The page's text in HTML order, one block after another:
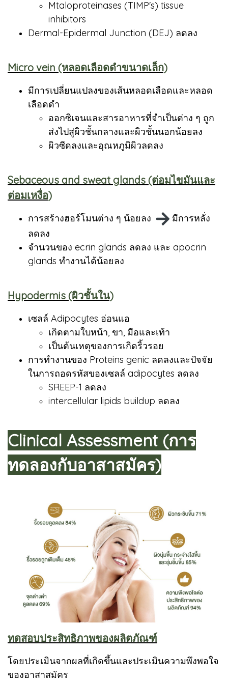
Mtaloproteinases (TIMP's) tissue
inhibitors
Dermal-Epidermal Junction (DEJ) ลดลง
Micro vein (หลอดเลือดดำขนาดเล็ก)
มีการเปลี่ยนแปลงของเส้นหลอดเลือดและหลอด
เลือดดำ
ออกซิเจนและสารอาหารที่จำเป็นต่าง ๆ ถูก
ส่งไปสู่ผิวชั้นกลางและผิวชั้นนอกน้อยลง
ผิวซีดลงและอุณหภูมิผิวลดลง
Sebaceous and sweat glands (ต่อมไขมันและ
ต่อมเหงื่อ)
การสร้างฮอร์โมนต่าง ๆ น้อยลง
มีการหลั่ง
ลดลง
จำนวนของ ecrin glands ลดลง และ apocrin
glands ทำงานได้น้อยลง
Hypodermis (ผิวชั้นใน)
เซลล์ Adipocytes อ่อนแอ
เกิดตามใบหน้า, ขา, มือและเท้า
เป็นต้นเหตุของการเกิดริ้วรอย
การทำงานของ Proteins genic ลดลงและปัจจัย
ในการถอดรหัสของเซลล์ adipocytes ลดลง
SREEP-1 ลดลง
intercellular lipids buildup ลดลง
Clinical Assessment (การ
ทดลองกับอาสาสมัคร)
ทดสอบประสิทธิภาพของผลิตภัณฑ์
โดยประเมินจากผลที่เกิดขึ้นและประเมินความพึงพอใจ
ของอาสาสมัคร